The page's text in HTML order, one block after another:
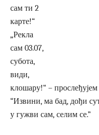
сам ти 2
карте!“
„Рекла
сам 03.07,
субота,
види,
клошару!“ –
“Извини, ма бад, дођи
у гужви сам, селим се.”